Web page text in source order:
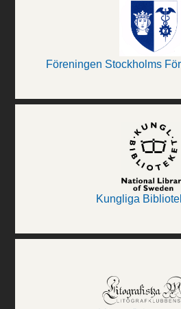
Föreningen Stockholms
Kungliga